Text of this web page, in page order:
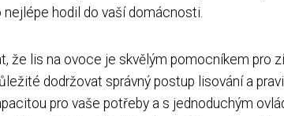
hodil do vaší domácnosti.
že lis na ovoce je skvělým pomocníkem pro
dodržovat správný postup lisování a
pro vaše potřeby a s jednoduchým